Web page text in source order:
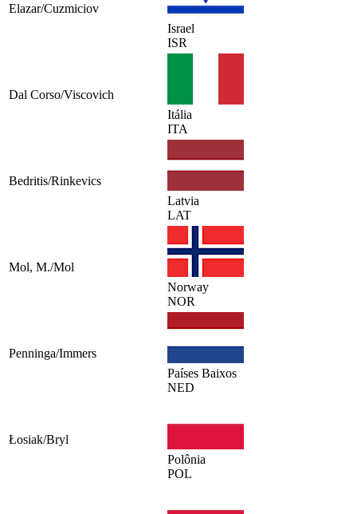
Elazar/Cuzmiciov
Israel
ISR
Dal Corso/Viscovich
Itália
ITA
Bedritis/Rinkevics
Latvia
LAT
Mol, M./Mol
Norway
NOR
Penninga/Immers
Países Baixos
NED
Łosiak/Bryl
Polônia
POL